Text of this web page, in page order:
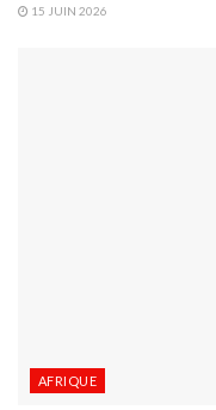
15 JUIN 2026
AFRIQUE